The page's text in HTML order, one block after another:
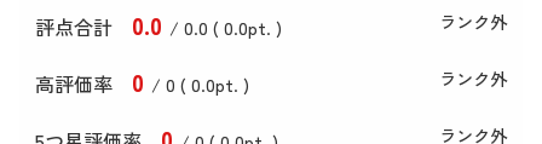
評点合計 0.0 / 0.0 ( 0.0pt. ) ランク外
高評価率 0 / 0 ( 0.0pt. ) ランク外
ランク外